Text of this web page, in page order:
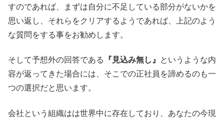
すのであれば、まずは自分に不足している部分がないかを
思い返し、それらをクリアするようであれば、上記のよう
な質問をする事をお勧めします。
そして予想外の回答である 『見込み無し』
というような内
容が返ってきた場合には、そこでの正社員を諦めるのも一
つの選択だと思います。
会社という組織はは世界中に存在しており、あなたの今現